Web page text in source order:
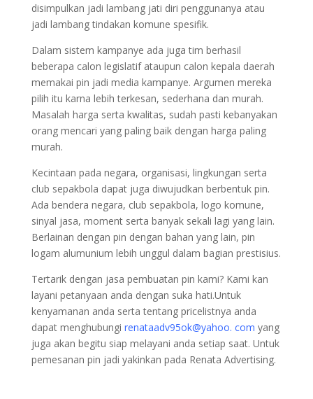
disimpulkan jadi lambang jati diri penggunanya atau
jadi lambang tindakan komune spesifik.
Dalam sistem kampanye ada juga tim berhasil
beberapa calon legislatif ataupun calon kepala daerah
memakai pin jadi media kampanye. Argumen mereka
pilih itu karna lebih terkesan, sederhana dan murah.
Masalah harga serta kwalitas, sudah pasti kebanyakan
orang mencari yang paling baik dengan harga paling
murah.
Kecintaan pada negara, organisasi, lingkungan serta
club sepakbola dapat juga diwujudkan berbentuk pin.
Ada bendera negara, club sepakbola, logo komune,
sinyal jasa, moment serta banyak sekali lagi yang lain.
Berlainan dengan pin dengan bahan yang lain, pin
logam alumunium lebih unggul dalam bagian prestisius.
Tertarik dengan jasa pembuatan pin kami? Kami kan
layani petanyaan anda dengan suka hati.Untuk
kenyamanan anda serta tentang pricelistnya anda
dapat menghubungi renataadv95ok@yahoo. com yang
juga akan begitu siap melayani anda setiap saat. Untuk
pemesanan pin jadi yakinkan pada Renata Advertising.